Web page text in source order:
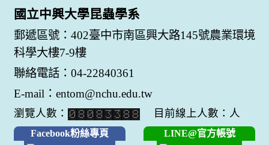
國立中興大學昆蟲學系
郵遞區號：402臺中市南區興大路145號農業環境
科學大樓7-9樓
聯絡電話：04-22840361
E-mail：entom@nchu.edu.tw
瀏覽人數： 目前線上人數：人
Facebook粉絲專頁 LINE@官方帳號